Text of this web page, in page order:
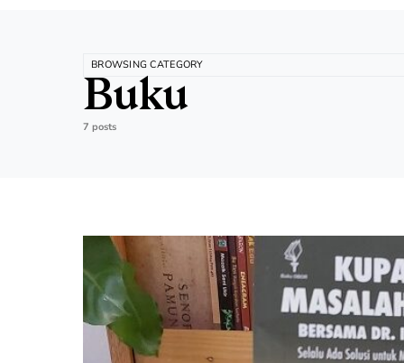
BROWSING CATEGORY
Buku
7 posts